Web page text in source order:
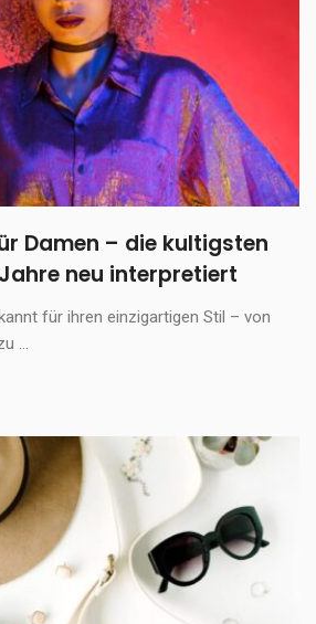
Damen – die kultigsten
neu interpretiert
für ihren einzigartigen Stil – von
...